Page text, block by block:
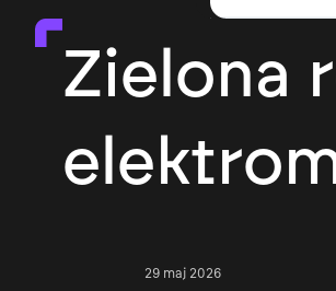
Zielona
29 maj 2026